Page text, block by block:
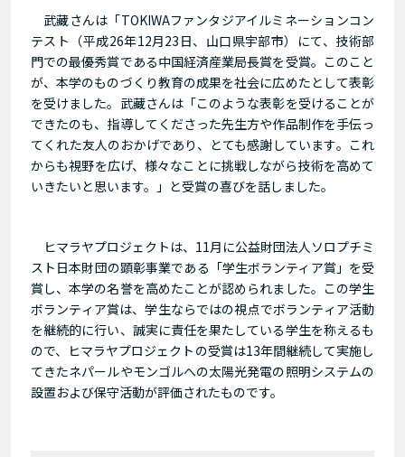
武藏さんは「TOKIWAファンタジアイルミネーションコン
テスト（平成26年12月23日、山口県宇部市）にて、技術部
門での最優秀賞である中国経済産業局長賞を受賞。このこと
が、本学のものづくり教育の成果を社会に広めたとして表彰
を受けました。武藏さんは「このような表彰を受けることが
できたのも、指導してくださった先生方や作品制作を手伝っ
てくれた友人のおかげであり、とても感謝しています。これ
からも視野を広げ、様々なことに挑戦しながら技術を高めて
いきたいと思います。」と受賞の喜びを話しました。
ヒマラヤプロジェクトは、11月に公益財団法人ソロプチミ
スト日本財団の顕彰事業である「学生ボランティア賞」を受
賞し、本学の名誉を高めたことが認められました。この学生
ボランティア賞は、学生ならではの視点でボランティア活動
を継続的に行い、誠実に責任を果たしている学生を称えるも
ので、ヒマラヤプロジェクトの受賞は13年間継続して実施し
てきたネパールやモンゴルへの太陽光発電の照明システムの
設置および保守活動が評価されたものです。